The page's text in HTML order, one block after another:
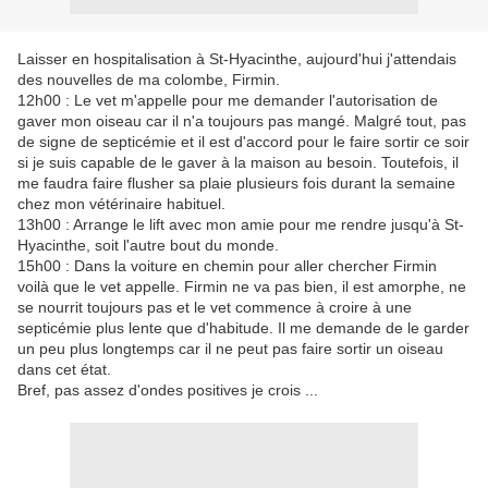
Laisser en hospitalisation à St-Hyacinthe, aujourd'hui j'attendais
des nouvelles de ma colombe, Firmin.
12h00 : Le vet m'appelle pour me demander l'autorisation de
gaver mon oiseau car il n'a toujours pas mangé. Malgré tout, pas
de signe de septicémie et il est d'accord pour le faire sortir ce soir
si je suis capable de le gaver à la maison au besoin. Toutefois, il
me faudra faire flusher sa plaie plusieurs fois durant la semaine
chez mon vétérinaire habituel.
13h00 : Arrange le lift avec mon amie pour me rendre jusqu'à St-
Hyacinthe, soit l'autre bout du monde.
15h00 : Dans la voiture en chemin pour aller chercher Firmin
voilà que le vet appelle. Firmin ne va pas bien, il est amorphe, ne
se nourrit toujours pas et le vet commence à croire à une
septicémie plus lente que d'habitude. Il me demande de le garder
un peu plus longtemps car il ne peut pas faire sortir un oiseau
dans cet état.
Bref, pas assez d'ondes positives je crois ...